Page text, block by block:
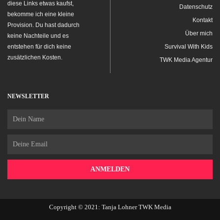
diese Links etwas kaufst,
bekomme ich eine kleine
Provision. Du hast dadurch
keine Nachteile und es
entstehen für dich keine
zusätzlichen Kosten.
Datenschutz
Kontakt
Über mich
Survival With Kids
TWK Media Agentur
NEWSLETTER
Name
Email
ANMELDEN
Copyright © 2021: Tanja Lohner TWK Media